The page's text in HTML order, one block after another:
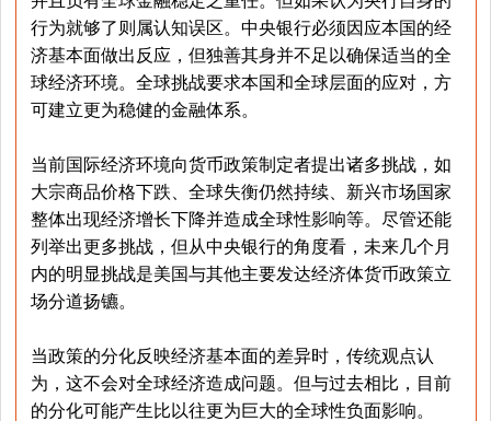
行为就够了则属认知误区。中央银行必须因应本国的经
济基本面做出反应，但独善其身并不足以确保适当的全
球经济环境。全球挑战要求本国和全球层面的应对，方
可建立更为稳健的金融体系。
当前国际经济环境向货币政策制定者提出诸多挑战，如
大宗商品价格下跌、全球失衡仍然持续、新兴市场国家
整体出现经济增长下降并造成全球性影响等。尽管还能
列举出更多挑战，但从中央银行的角度看，未来几个月
内的明显挑战是美国与其他主要发达经济体货币政策立
场分道扬镳。
当政策的分化反映经济基本面的差异时，传统观点认
为，这不会对全球经济造成问题。但与过去相比，目前
的分化可能产生比以往更为巨大的全球性负面影响。